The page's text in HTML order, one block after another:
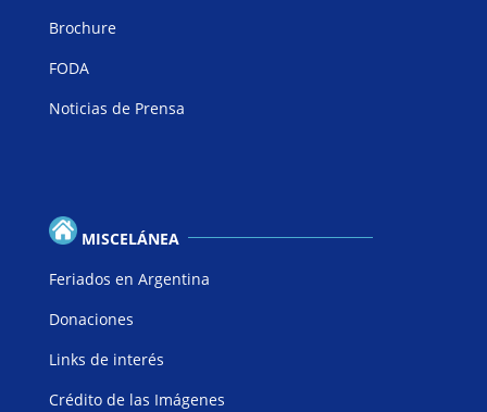
Brochure
FODA
Noticias de Prensa
MISCELÁNEA
Feriados en Argentina
Donaciones
Links de interés
Crédito de las Imágenes